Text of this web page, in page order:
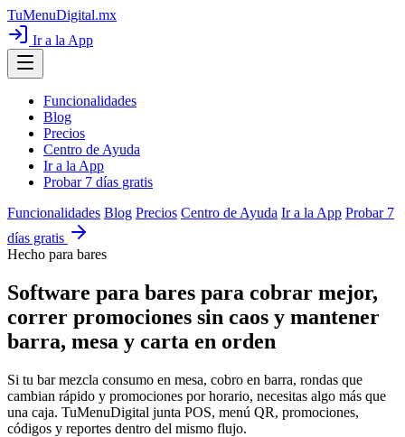
TuMenuDigital.mx
Ir a la App
Funcionalidades
Blog
Precios
Centro de Ayuda
Ir a la App
Probar 7 días gratis
Funcionalidades Blog Precios Centro de Ayuda Ir a la App Probar 7
días gratis
Hecho para bares
Software para bares para cobrar mejor,
correr promociones sin caos y mantener
barra, mesa y carta en orden
Si tu bar mezcla consumo en mesa, cobro en barra, rondas que
cambian rápido y promociones por horario, necesitas algo más que
una caja. TuMenuDigital junta POS, menú QR, promociones,
códigos y reportes dentro del mismo flujo.